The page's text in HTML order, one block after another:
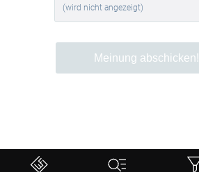
Meinung abschicken!